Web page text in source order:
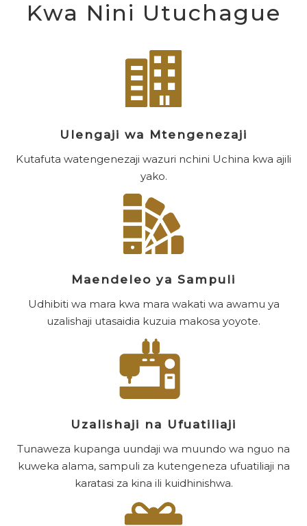
Kwa Nini Utuchague
Ulengaji wa Mtengenezaji
Kutafuta watengenezaji wazuri nchini Uchina kwa ajili
yako.
Maendeleo ya Sampuli
Udhibiti wa mara kwa mara wakati wa awamu ya
uzalishaji utasaidia kuzuia makosa yoyote.
Uzalishaji na Ufuatiliaji
Tunaweza kupanga uundaji wa muundo wa nguo na
kuweka alama, sampuli za kutengeneza ufuatiliaji na
karatasi za kina ili kuidhinishwa.